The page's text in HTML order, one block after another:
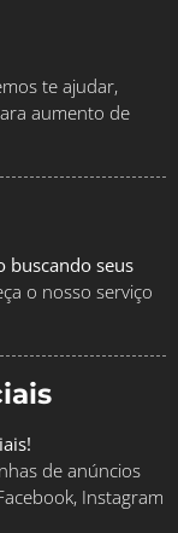
te ajudar,
aumento de
buscando seus
o nosso serviço
de anúncios
Instagram